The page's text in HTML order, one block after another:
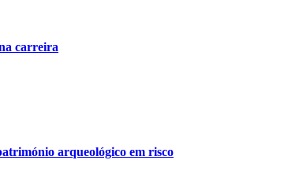
carreira
arqueológico em risco